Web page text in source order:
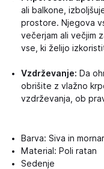
ali balkone,
prostore. Njegova
večerjam ali večjim
vse, ki želijo
Vzdrževanje: Da
obrišite z vlažno
vzdrževanja, ob
Barva: Siva in
Material: Poli ratan
Sedenje